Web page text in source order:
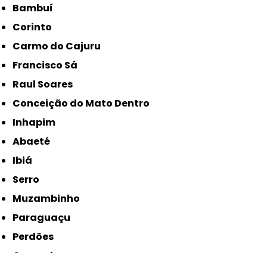
Bambuí
Corinto
Carmo do Cajuru
Francisco Sá
Raul Soares
Conceição do Mato Dentro
Inhapim
Abaeté
Ibiá
Serro
Muzambinho
Paraguaçu
Perdões